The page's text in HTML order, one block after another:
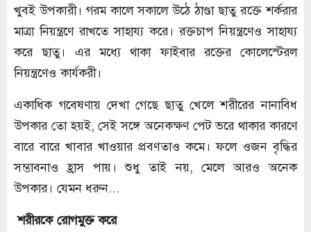
খুবই উপকারী। গরম কালে সকালে উঠে ঠাণ্ডা ছাতু রক্তে শর্করার
মাত্রা নিয়ন্ত্রণে রাখতে সাহায্য করে। রক্তচাপ নিয়ন্ত্রণেও সাহায্য
করে ছাতু। এর মধ্যে থাকা ফাইবার রক্তের কোলেস্টেরল
নিয়ন্ত্রণেও কার্যকরী।
একাধিক গবেষণায় দেখা গেছে ছাতু খেলে শরীরের নানাবিধ
উপকার তো হয়ই, সেই সঙ্গে অনেকক্ষণ পেট ভরে থাকার কারণে
বারে বারে খাবার খাওয়ার প্রবণতাও কমে। ফলে ওজন বৃদ্ধির
সম্ভাবনাও হ্রাস পায়। শুধু তাই নয়, মেলে আরও অনেক
উপকার। যেমন ধরুন...
শরীরকে রোগমুক্ত করে